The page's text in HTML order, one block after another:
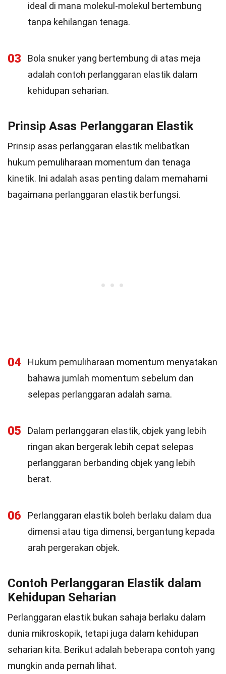
ideal di mana molekul-molekul bertembung
tanpa kehilangan tenaga.
03
Bola snuker yang bertembung di atas meja
adalah contoh perlanggaran elastik dalam
kehidupan seharian.
Prinsip Asas Perlanggaran Elastik
Prinsip asas perlanggaran elastik melibatkan
hukum pemuliharaan momentum dan tenaga
kinetik. Ini adalah asas penting dalam memahami
bagaimana perlanggaran elastik berfungsi.
04
Hukum pemuliharaan momentum menyatakan
bahawa jumlah momentum sebelum dan
selepas perlanggaran adalah sama.
05
Dalam perlanggaran elastik, objek yang lebih
ringan akan bergerak lebih cepat selepas
perlanggaran berbanding objek yang lebih
berat.
06
Perlanggaran elastik boleh berlaku dalam dua
dimensi atau tiga dimensi, bergantung kepada
arah pergerakan objek.
Contoh Perlanggaran Elastik dalam
Kehidupan Seharian
Perlanggaran elastik bukan sahaja berlaku dalam
dunia mikroskopik, tetapi juga dalam kehidupan
seharian kita. Berikut adalah beberapa contoh yang
mungkin anda pernah lihat.